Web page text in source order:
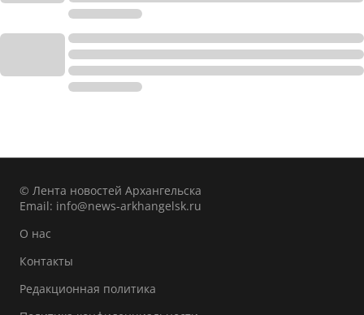
© Лента новостей Архангельска
Email: info@news-arkhangelsk.ru
О нас
Контакты
Редакционная политика